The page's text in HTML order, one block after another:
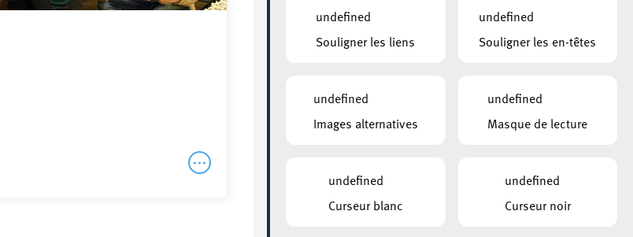
MBSR – Conference Mindfulness
undefined
Souligner les liens
undefined
Souligner les en-têtes
undefined
Images alternatives
undefined
Masque de lecture
undefined
Curseur blanc
undefined
Curseur noir